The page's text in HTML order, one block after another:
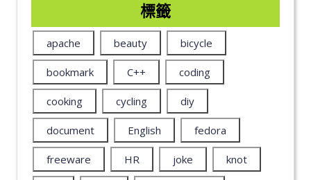
標籤
apache beauty bicycle
bookmark C++ coding
cooking cycling diy
document English fedora
freeware HR joke knot